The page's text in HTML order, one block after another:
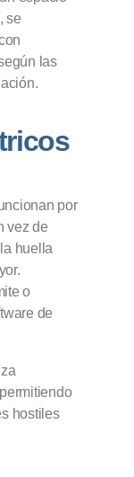
se
las
por
vez de
huella
o
de
hostiles